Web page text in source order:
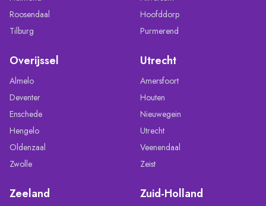
Roosendaal
Tilburg
Hoofddorp
Purmerend
Overijssel
Almelo
Deventer
Enschede
Hengelo
Oldenzaal
Zwolle
Utrecht
Amersfoort
Houten
Nieuwegein
Utrecht
Veenendaal
Zeist
Zeeland Zuid-Holland